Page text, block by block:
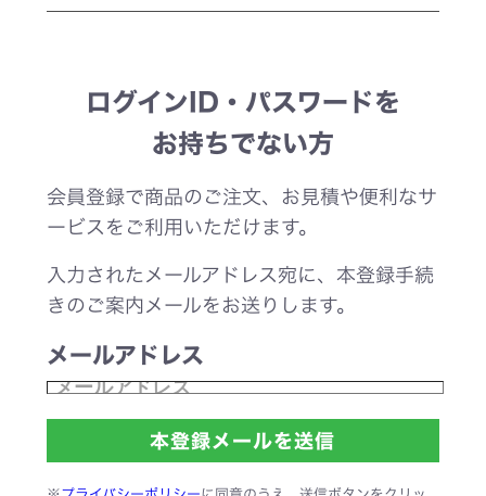
ログインID・パスワードを
お持ちでない方
会員登録で商品のご注文、お見積や便利なサ
ービスをご利用いただけます。
入力されたメールアドレス宛に、本登録手続
きのご案内メールをお送りします。
メールアドレス